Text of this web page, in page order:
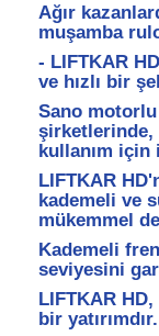
Ağır
muşamba
- LIFTKAR
ve hızlı bir
Sano
şirketlerinde,
kullanım için
LIFTKAR
kademeli ve
mükemmel
Kademeli
seviyesini
LIFTKAR
bir yatırımdır.